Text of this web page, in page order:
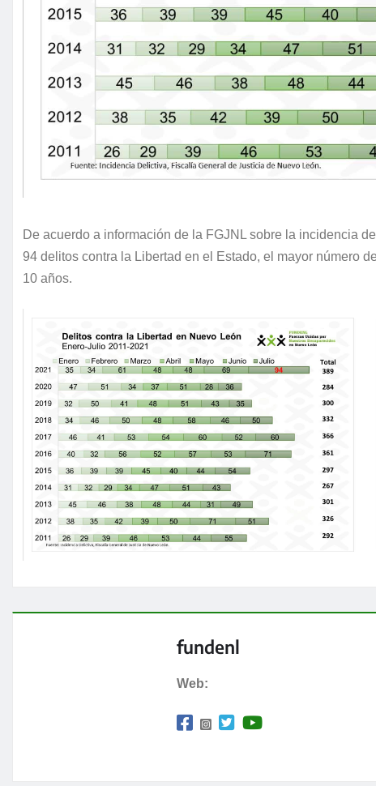
De acuerdo a información de la FGJNL sobre la incidencia
94 delitos contra la Libertad en el Estado, el mayor número
10 años.
fundenl
Web: